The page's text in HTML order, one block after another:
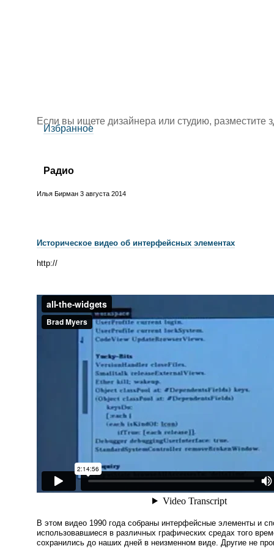
Если вы ищете дизайнера или студию, разместите
Избранное
Радио
Илья Бирман 3 августа 2014
Историческое видео об интерфейсных элементах
http://
В этом видео 1990 года собраны интерфейсные элементы и
использовавшиеся в различных графических средах того
сохранились до наших дней в неизменном виде. Другие не